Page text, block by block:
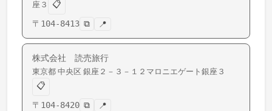
座３
📋
〒 104-8413 ⧉ 📍
株式会社 読売旅行
東京都 中央区 銀座 ２－３－１２マロニエゲート銀座３
📋
〒 104-8420 ⧉ 📍